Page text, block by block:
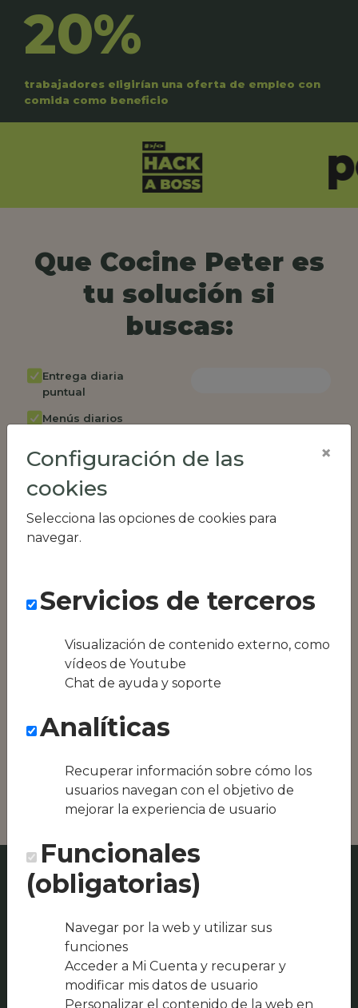
20%
trabajadores eligirían una oferta de empleo con
comida como beneficio
Que Cocine Peter es
tu solución si
buscas:
Entrega diaria
puntual
Menús diarios
Cambio de menú
empleados
Panel de control
Compatible con
equipos híbridos
oferta local de tu
zona, como podría
de l‘Ais o El Lokal
Bar Pizzeria
Configuración de las
cookies
Selecciona las opciones de cookies para
navegar.
×
Servicios de terceros
Visualización de contenido externo, como
vídeos de Youtube
Chat de ayuda y soporte
Analíticas
Recuperar información sobre cómo los
usuarios navegan con el objetivo de
mejorar la experiencia de usuario
Funcionales
(obligatorias)
Navegar por la web y utilizar sus
funciones
Acceder a Mi Cuenta y recuperar y
modificar mis datos de usuario
Personalizar el contenido de la web en